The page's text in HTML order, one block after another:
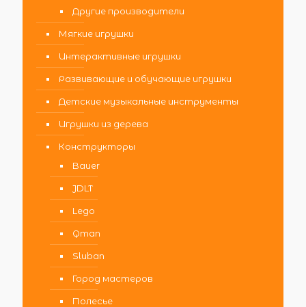
Другие производители
Мягкие игрушки
Интерактивные игрушки
Развивающие и обучающие игрушки
Детские музыкальные инструменты
Игрушки из дерева
Конструкторы
Bauer
JDLT
Lego
Qman
Sluban
Город мастеров
Полесье